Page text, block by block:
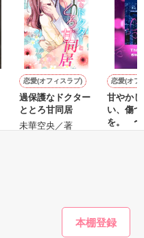
まっていたんだ。
恋愛(オフィスラブ)
過保護なドクター
ととろ甘同居
未華空央／著
恋愛(オフ
甘やか
い、傷
を。 〜